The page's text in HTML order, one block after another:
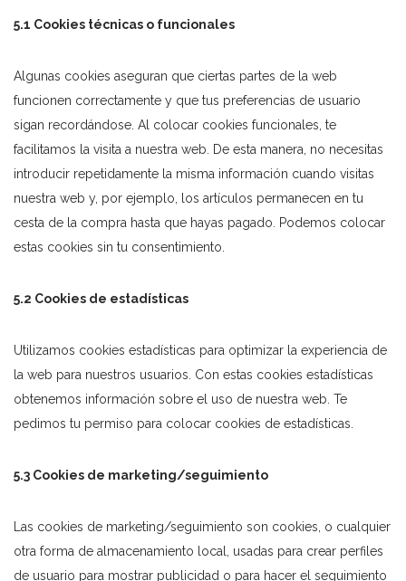
5.1 Cookies técnicas o funcionales
Algunas cookies aseguran que ciertas partes de la web
funcionen correctamente y que tus preferencias de usuario
sigan recordándose. Al colocar cookies funcionales, te
facilitamos la visita a nuestra web. De esta manera, no necesitas
introducir repetidamente la misma información cuando visitas
nuestra web y, por ejemplo, los artículos permanecen en tu
cesta de la compra hasta que hayas pagado. Podemos colocar
estas cookies sin tu consentimiento.
5.2 Cookies de estadísticas
Utilizamos cookies estadísticas para optimizar la experiencia de
la web para nuestros usuarios. Con estas cookies estadísticas
obtenemos información sobre el uso de nuestra web. Te
pedimos tu permiso para colocar cookies de estadísticas.
5.3 Cookies de marketing/seguimiento
Las cookies de marketing/seguimiento son cookies, o cualquier
otra forma de almacenamiento local, usadas para crear perfiles
de usuario para mostrar publicidad o para hacer el seguimiento